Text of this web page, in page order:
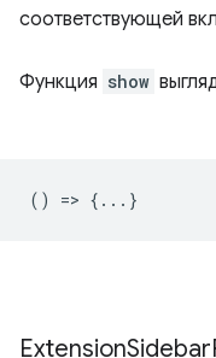
соответствующей
Функция show
() => {...}
ExtensionSidebar